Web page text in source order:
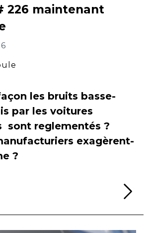
226 maintenant
les bruits basse-
par les voitures
sont reglementés ?
exagèrent-
?